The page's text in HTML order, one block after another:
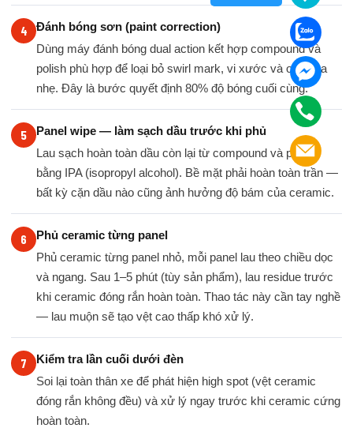
Đánh bóng sơn (paint correction)
Dùng máy đánh bóng dual action kết hợp compound và
polish phù hợp để loại bỏ swirl mark, vi xước và oxy hóa
nhẹ. Đây là bước quyết định 80% độ bóng cuối cùng.
Panel wipe — làm sạch dầu trước khi phủ
Lau sạch hoàn toàn dầu còn lại từ compound và polish
bằng IPA (isopropyl alcohol). Bề mặt phải hoàn toàn trần —
bất kỳ cặn dầu nào cũng ảnh hưởng độ bám của ceramic.
Phủ ceramic từng panel
Phủ ceramic từng panel nhỏ, mỗi panel lau theo chiều dọc
và ngang. Sau 1–5 phút (tùy sản phẩm), lau residue trước
khi ceramic đóng rắn hoàn toàn. Thao tác này cần tay nghề
— lau muộn sẽ tạo vệt cao thấp khó xử lý.
Kiểm tra lần cuối dưới đèn
Soi lại toàn thân xe để phát hiện high spot (vệt ceramic
đóng rắn không đều) và xử lý ngay trước khi ceramic cứng
hoàn toàn.